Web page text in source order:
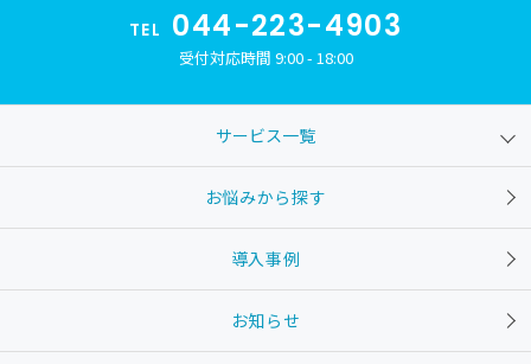
TEL 044-223-4903
受付対応時間 9:00 - 18:00
サービス一覧
お悩みから探す
導入事例
お知らせ